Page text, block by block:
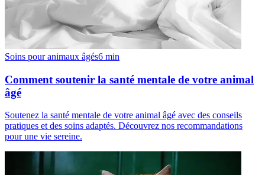
Soins pour animaux âgés6 min
Comment soutenir la santé mentale de votre animal
âgé
Soutenez la santé mentale de votre animal âgé avec des conseils
pratiques et des soins adaptés. Découvrez nos recommandations
pour une vie sereine.